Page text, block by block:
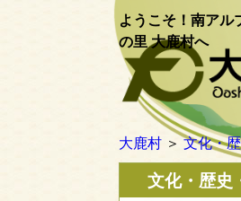
ようこそ！南アル
の里 大鹿村へ
大鹿村 ＞文化・
文化・歴史